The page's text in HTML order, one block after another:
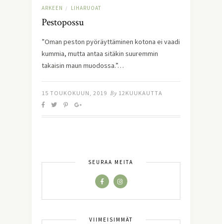
ARKEEN / LIHARUOAT
Pestopossu
”Oman peston pyöräyttäminen kotona ei vaadi
kummia, mutta antaa sitäkin suuremmin
takaisin maun muodossa.”…
15 TOUKOKUUN, 2019 By 12KUUKAUTTA
SEURAA MEITÄ
VIIMEISIMMÄT